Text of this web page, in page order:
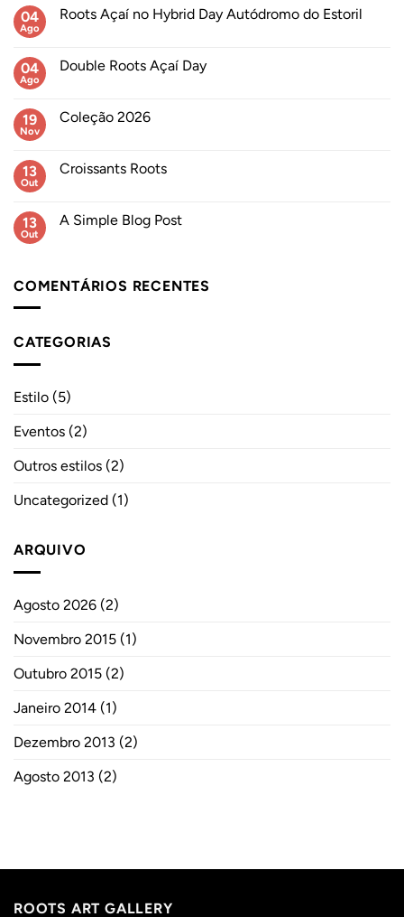
04
Ago
Roots Açaí no Hybrid Day Autódromo do Estoril
Roots
Day
Autódromo
04
Ago
Double Roots Açaí Day
Double
19
Nov
Coleção 2026
Coleção
13
Out
Croissants Roots
Croissants
13
Out
A Simple Blog Post
Simple
COMENTÁRIOS RECENTES
CATEGORIAS
Estilo (5)
Eventos (2)
Outros estilos (2)
Uncategorized (1)
ARQUIVO
Agosto 2026 (2)
Novembro 2015 (1)
Outubro 2015 (2)
Janeiro 2014 (1)
Dezembro 2013 (2)
Agosto 2013 (2)
ROOTS ART GALLERY